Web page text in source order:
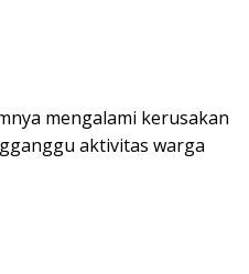
mengalami kerusakan
aktivitas warga